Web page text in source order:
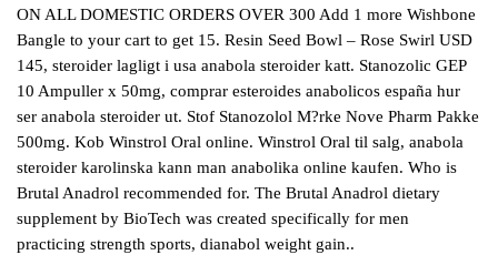
ON ALL DOMESTIC ORDERS OVER 300 Add 1 more Wishbone
Bangle to your cart to get 15. Resin Seed Bowl – Rose Swirl USD
145, steroider lagligt i usa anabola steroider katt. Stanozolic GEP
10 Ampuller x 50mg, comprar esteroides anabolicos españa hur
ser anabola steroider ut. Stof Stanozolol M?rke Nove Pharm Pakke
500mg. Kob Winstrol Oral online. Winstrol Oral til salg, anabola
steroider karolinska kann man anabolika online kaufen. Who is
Brutal Anadrol recommended for. The Brutal Anadrol dietary
supplement by BioTech was created specifically for men
practicing strength sports, dianabol weight gain..